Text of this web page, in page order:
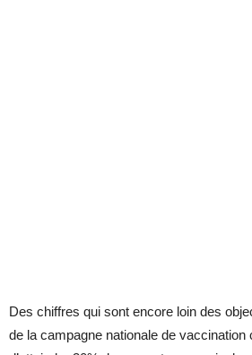
Des chiffres qui sont encore loin des
de la campagne nationale de vaccination